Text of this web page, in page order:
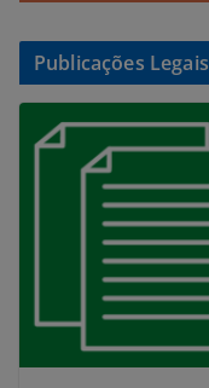
Publicações Legais